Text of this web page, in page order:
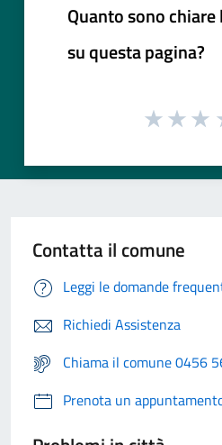
Quanto sono
su questa pagina?
Contatta il comune
Leggi le domande
Richiedi Assistenza
Chiama il comune 0456
Prenota un